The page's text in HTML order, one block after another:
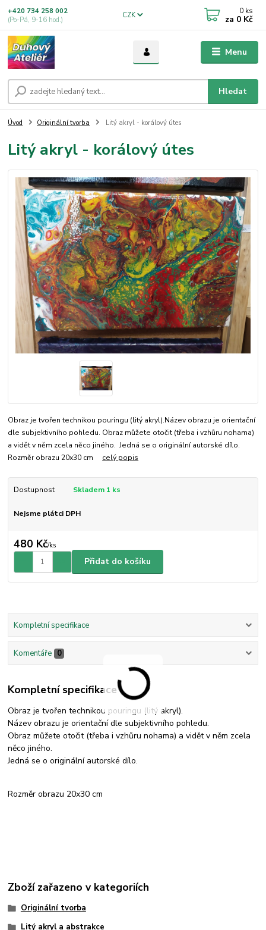
Menu
CZK
Hledat
+420 734 258 002
(Po-Pá, 9-16 hod.)
0 ks
za 0 Kč
Úvod Originální tvorba Litý akryl - korálový útes
Litý akryl - korálový útes
Obraz je tvořen technikou pouringu (litý akryl).Název obrazu je orientační
dle subjektivního pohledu. Obraz můžete otočit (třeba i vzhůru nohama)
a vidět v něm zcela něco jiného. Jedná se o originální autorské dílo.
Rozměr obrazu 20x30 cm celý popis
Dostupnost Skladem 1 ks
Nejsme plátci DPH
480 Kč/ks
Přidat do košíku
Kompletní specifikace
Komentáře 0
Kompletní specifikace
Obraz je tvořen technikou pouringu (litý akryl).
Název obrazu je orientační dle subjektivního pohledu.
Obraz můžete otočit (třeba i vzhůru nohama) a vidět v něm zcela
něco jiného.
Jedná se o originální autorské dílo.
Rozměr obrazu 20x30 cm
Zboží zařazeno v kategoriích
Originální tvorba
Litý akryl a abstrakce